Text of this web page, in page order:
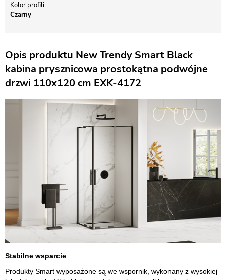
Kolor profili
Czarny
Opis produktu New Trendy Smart Black
kabina prysznicowa prostokątna podwójne
drzwi 110x120 cm EXK-4172
Stabilne wsparcie
Produkty Smart wyposażone są we wspornik, wykonany z wysokiej